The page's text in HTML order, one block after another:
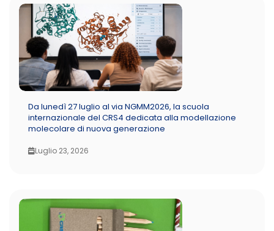
Da lunedì 27 luglio al via NGMM2026, la scuola
internazionale del CRS4 dedicata alla modellazione
molecolare di nuova generazione
Luglio 23, 2026